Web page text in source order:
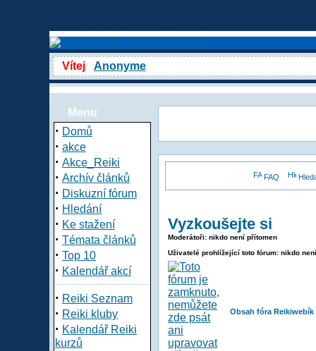
Vítej Anonyme
Menu
· Domů
· akce
· Akce_Reiki
· Archív článků
· Diskuzní fórum
· Hledání
· Ke stažení
· Témata článků
· Top 10
· Kalendář akcí
· Reiki Seznam
· Reiki kluby
· Kalendář Reiki
kurzů
FAQ
Vyzkoušejte si
Moderátoři: nikdo není přítomen
Uživatelé prohlížející toto fórum: nikdo
Obsah fóra Reikiwebík